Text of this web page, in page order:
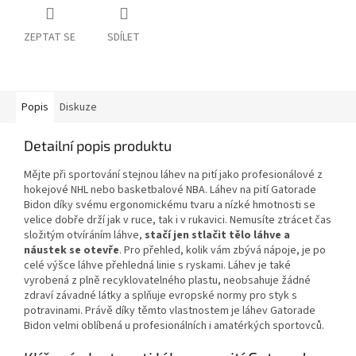
ZEPTAT SE SDÍLET
Popis Diskuze
Detailní popis produktu
Mějte při sportování stejnou láhev na pití jako profesionálové z
hokejové NHL nebo basketbalové NBA. Láhev na pití Gatorade
Bidon díky svému ergonomickému tvaru a nízké hmotnosti se
velice dobře drží jak v ruce, tak i v rukavici. Nemusíte ztrácet čas
složitým otvíráním láhve, stačí jen stlačit tělo láhve a
náustek se otevře. Pro přehled, kolik vám zbývá nápoje, je po
celé výšce láhve přehledná linie s ryskami. Láhev je také
vyrobená z plně recyklovatelného plastu, neobsahuje žádné
zdraví závadné látky a splňuje evropské normy pro styk s
potravinami. Právě díky těmto vlastnostem je láhev Gatorade
Bidon velmi oblíbená u profesionálních i amatérkých sportovců.